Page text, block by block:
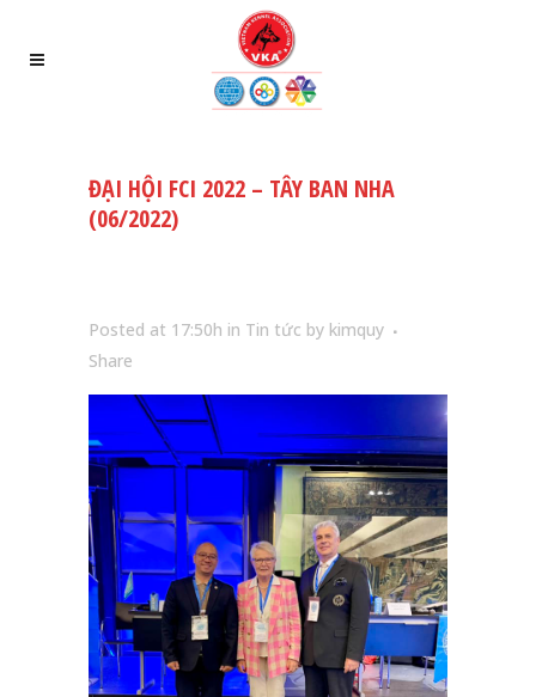
ĐẠI HỘI FCI 2022 – TÂY BAN NHA
(06/2022)
Posted at 17:50h in Tin tức by kimquy
Share